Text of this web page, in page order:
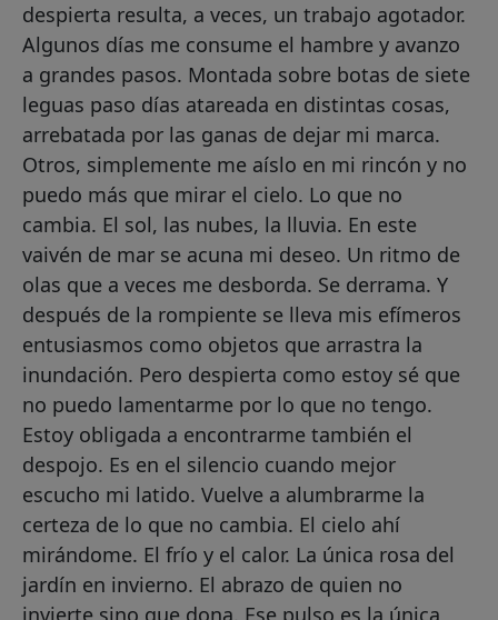
despierta resulta, a veces, un trabajo agotador.
Algunos días me consume el hambre y avanzo
a grandes pasos. Montada sobre botas de siete
leguas paso días atareada en distintas cosas,
arrebatada por las ganas de dejar mi marca.
Otros, simplemente me aíslo en mi rincón y no
puedo más que mirar el cielo. Lo que no
cambia. El sol, las nubes, la lluvia. En este
vaivén de mar se acuna mi deseo. Un ritmo de
olas que a veces me desborda. Se derrama. Y
después de la rompiente se lleva mis efímeros
entusiasmos como objetos que arrastra la
inundación. Pero despierta como estoy sé que
no puedo lamentarme por lo que no tengo.
Estoy obligada a encontrarme también el
despojo. Es en el silencio cuando mejor
escucho mi latido. Vuelve a alumbrarme la
certeza de lo que no cambia. El cielo ahí
mirándome. El frío y el calor. La única rosa del
jardín en invierno. El abrazo de quien no
invierte sino que dona. Ese pulso es la única